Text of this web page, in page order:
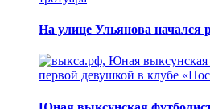
На улице Ульянова начался